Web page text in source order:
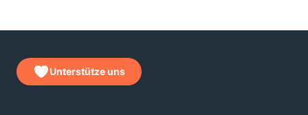
Unterstütze uns